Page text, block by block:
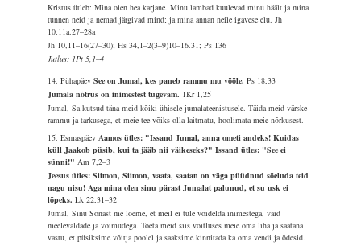
Kristus ütleb: Mina olen hea karjane. Minu lambad kuulevad minu häält ja mina
tunnen neid ja nemad järgivad mind; ja mina annan neile igavese elu.Jh
10,11a.27–28a
Jh 10,11–16(27–30); Hs 34,1–2(3–9)10–16.31; Ps 136
Jutlus: 1Pt 5,1–4
14. PühapäevSee on Jumal, kes paneb rammu mu vööle.Ps 18,33
Jumala nõtrus on inimestest tugevam. 1Kr 1,25
Jumal, Sa kutsud täna meid kõiki ühisele jumalateenistusele. Täida meid värske
rammu ja tarkusega, et meie tee võiks olla laitmatu, hoolimata meie nõrkusest.
15. EsmaspäevAamos ütles: "Issand Jumal, anna ometi andeks! Kuidas
küll Jaakob püsib, kui ta jääb nii väikeseks?" Issand ütles: "See ei
sünni!"Am 7,2–3
Jeesus ütles: Siimon, Siimon, vaata, saatan on väga püüdnud sõeluda teid
nagu nisu! Aga mina olen sinu pärast Jumalat palunud, et su usk ei
lõpeks.Lk 22,31–32
Jumal, Sinu Sõnast me loeme, et meil ei tule võidelda inimestega, vaid
meelevaldade ja võimudega. Toeta meid siis võitluses meie oma liha ja saatana
vastu, et püsiksime võitja poolel ja saaksime kinnitada ka oma vendi ja õdesid.